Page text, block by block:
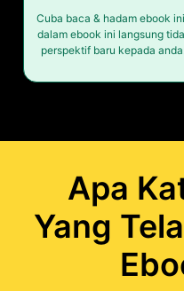
Cuba baca & hadam ebook
dalam ebook ini langsung
perspektif baru kepada
Apa
Yang